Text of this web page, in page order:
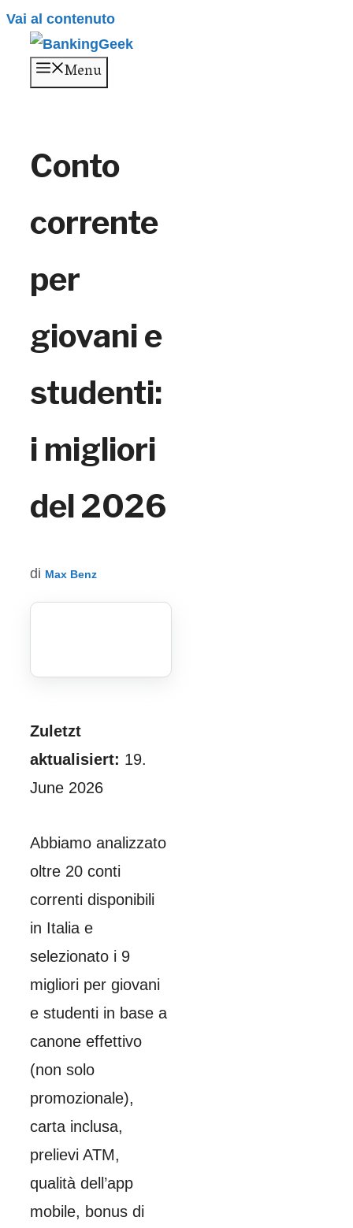
Vai al contenuto
Menu
Conto
corrente
per
giovani e
studenti:
i migliori
del 2026
di Max Benz
Zuletzt
aktualisiert: 19.
June 2026
Abbiamo analizzato
oltre 20 conti
correnti disponibili
in Italia e
selezionato i 9
migliori per giovani
e studenti in base a
canone effettivo
(non solo
promozionale),
carta inclusa,
prelievi ATM,
qualità dell’app
mobile, bonus di